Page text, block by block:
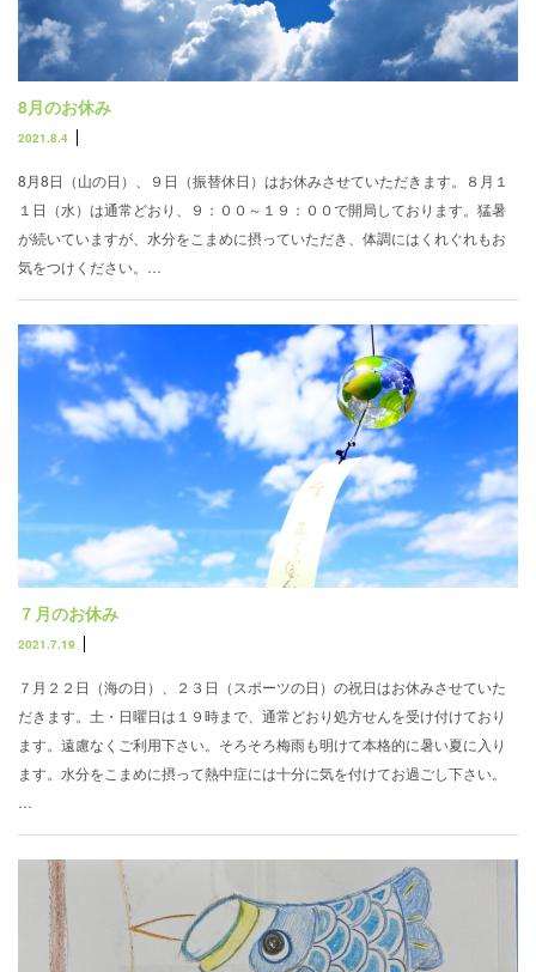
8月のお休み
2021.8.4
8月8日（山の日）、９日（振替休日）はお休みさせていただきます。８月１
１日（水）は通常どおり、９：００～１９：００で開局しております。猛暑
が続いていますが、水分をこまめに摂っていただき、体調にはくれぐれもお
気をつけください。…
７月のお休み
2021.7.19
７月２２日（海の日）、２３日（スポーツの日）の祝日はお休みさせていた
だきます。土・日曜日は１９時まで、通常どおり処方せんを受け付けており
ます。遠慮なくご利用下さい。そろそろ梅雨も明けて本格的に暑い夏に入り
ます。水分をこまめに摂って熱中症には十分に気を付けてお過ごし下さい。
…